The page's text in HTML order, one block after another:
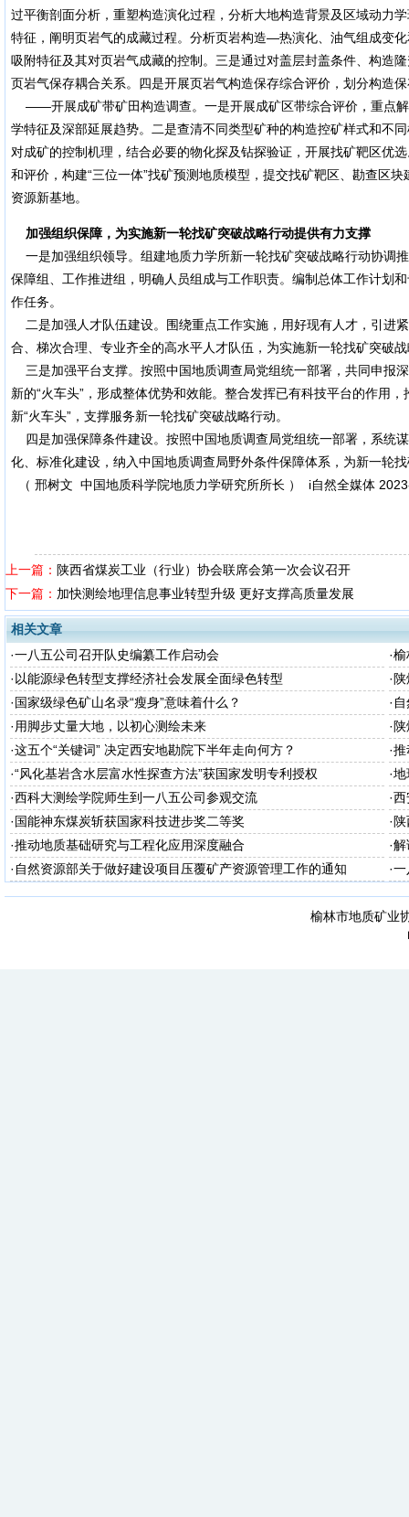
过平衡剖面分析，重塑构造演化过程，分析大地构造背景及区域动力
特征，阐明页岩气的成藏过程。分析页岩构造—热演化、油气组成变
吸附特征及其对页岩气成藏的控制。三是通过对盖层封盖条件、构造
页岩气保存耦合关系。四是开展页岩气构造保存综合评价，划分构造
——开展成矿带矿田构造调查。一是开展成矿区带综合评价，重点
学特征及深部延展趋势。二是查清不同类型矿种的构造控矿样式和不
对成矿的控制机理，结合必要的物化探及钻探验证，开展找矿靶区优
和评价，构建“三位一体”找矿预测地质模型，提交找矿靶区、勘查区
资源新基地。
加强组织保障，为实施新一轮找矿突破战略行动提供有力支撑
一是加强组织领导。组建地质力学所新一轮找矿突破战略行动协调
保障组、工作推进组，明确人员组成与工作职责。编制总体工作计划
作任务。
二是加强人才队伍建设。围绕重点工作实施，用好现有人才，引进
合、梯次合理、专业齐全的高水平人才队伍，为实施新一轮找矿突破
三是加强平台支撑。按照中国地质调查局党组统一部署，共同申报
新的“火车头”，形成整体优势和效能。整合发挥已有科技平台的作用
新“火车头”，支撑服务新一轮找矿突破战略行动。
四是加强保障条件建设。按照中国地质调查局党组统一部署，系统
化、标准化建设，纳入中国地质调查局野外条件保障体系，为新一轮
（ 邢树文 中国地质科学院地质力学研究所所长 ） i自然全媒体
上一篇： 陕西省煤炭工业（行业）协会联席会第一次会议召开
下一篇： 加快测绘地理信息事业转型升级 更好支撑高质量发展
相关文章
·一八五公司召开队史编纂工作启动会 ·榆
· 以能源绿色转型支撑经济社会发展全面绿色转型 ·
·国家级绿色矿山名录“瘦身”意味着什么？ ·
· 用脚步丈量大地，以初心测绘未来 ·
台
·这五个“关键词” 决定西安地勘院下半年走向何方？ ·推
·“风化基岩含水层富水性探查方法”获国家发明专利授权 ·地
·西科大测绘学院师生到一八五公司参观交流 ·西
·国能神东煤炭斩获国家科技进步奖二等奖 ·
·推动地质基础研究与工程化应用深度融合 ·解
知
· 自然资源部关于做好建设项目压覆矿产资源管理工作的通知 ·一
榆林市地质矿业